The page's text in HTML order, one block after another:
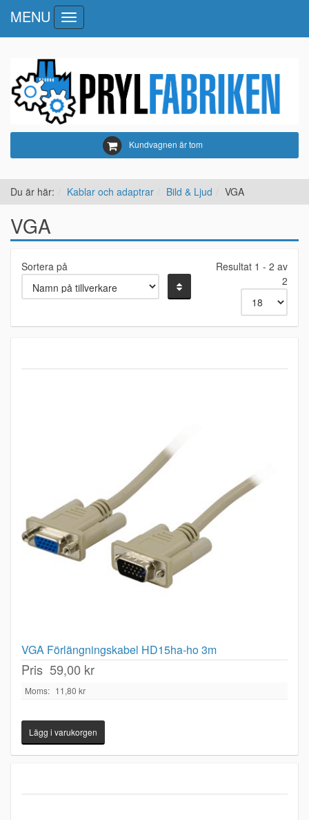
Kundvagnen är tom
MENU
Toggle
navigation
Du är här: Kablar och adaptrar Bild & Ljud VGA
VGA
Sortera på
Resultat 1 - 2 av
2
VGA Förlängningskabel HD15ha-ho 3m
Pris 59,00 kr
Moms: 11,80 kr